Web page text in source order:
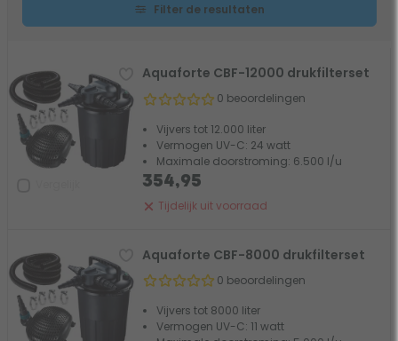
Filter de resultaten
Aquaforte CBF-12000 drukfilterset
0 beoordelingen
Vijvers tot 12.000 liter
Vermogen UV-C: 24 watt
Maximale doorstroming: 6.500 l/u
Tijdelijk uit voorraad
354,95
Aquaforte CBF-8000 drukfilterset
0 beoordelingen
Vijvers tot 8000 liter
Vermogen UV-C: 11 watt